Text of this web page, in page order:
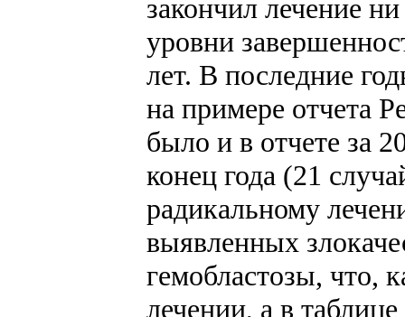
закончил лечение
уровни
лет. В последние
на примере отчета
было и в отчете за
конец года (21
радикальному
выявленных
гемобластозы, что,
лечении, а в